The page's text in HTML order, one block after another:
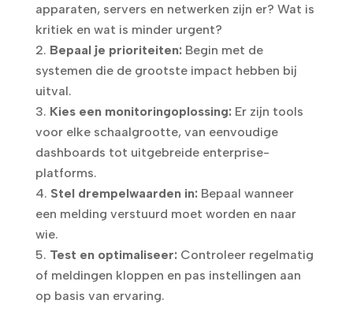
apparaten, servers en netwerken zijn er? Wat is
kritiek en wat is minder urgent?
Bepaal je prioriteiten: Begin met de
systemen die de grootste impact hebben bij
uitval.
Kies een monitoringoplossing: Er zijn tools
voor elke schaalgrootte, van eenvoudige
dashboards tot uitgebreide enterprise-
platforms.
Stel drempelwaarden in: Bepaal wanneer
een melding verstuurd moet worden en naar
wie.
Test en optimaliseer: Controleer regelmatig
of meldingen kloppen en pas instellingen aan
op basis van ervaring.